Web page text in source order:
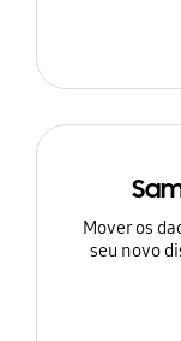
Mover os
seu novo